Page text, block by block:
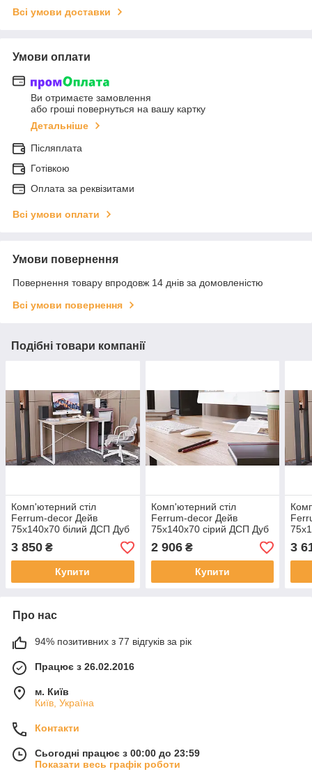
Всі умови доставки
Умови оплати
Ви отримаєте замовлення
або гроші повернуться на вашу картку
Детальніше
Післяплата
Готівкою
Оплата за реквізитами
Всі умови оплати
Умови повернення
Повернення товару впродовж 14 днів за домовленістю
Всі умови повернення
Подібні товари компанії
Комп'ютерний стіл
Ferrum-decor Дейв
75x140x70 білий ДСП Дуб
Артізан 32мм (FRD-
102194)
3 850 ₴
Купити
Комп'ютерний стіл
Ferrum-decor Дейв
75x140x70 сірий ДСП Дуб
Артізан 16мм (FRD-
102411)
2 906₴
Купити
3
Про нас
94% позитивних з 77 відгуків за рік
Працює з 26.02.2016
м. Київ
Київ, Україна
Контакти
Сьогодні працює з 00:00 до 23:59
Показати весь графік роботи